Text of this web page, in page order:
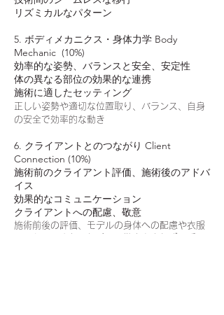
リズミカルなパターン
5. ボディメカニクス・身体力学 Body
Mechanic (10%)
効率的な姿勢、バランスと安全、安定性
体の異なる部位の効果的な連携
施術に適したセッティング
正しい姿勢や適切な位置取り、バランス、自身
の安全で効率的な動き
6. クライアントとのつながり Client
Connection (10%)
施術前のクライアント評価、施術後のアドバ
イス
効果的なコミュニケーション
クライアントへの配慮、敬意
施術前後の評価、モデルの身体への配慮や衣服